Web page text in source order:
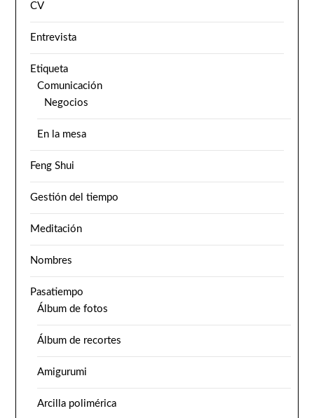
CV
Entrevista
Etiqueta
Comunicación
Negocios
En la mesa
Feng Shui
Gestión del tiempo
Meditación
Nombres
Pasatiempo
Álbum de fotos
Álbum de recortes
Amigurumi
Arcilla polimérica